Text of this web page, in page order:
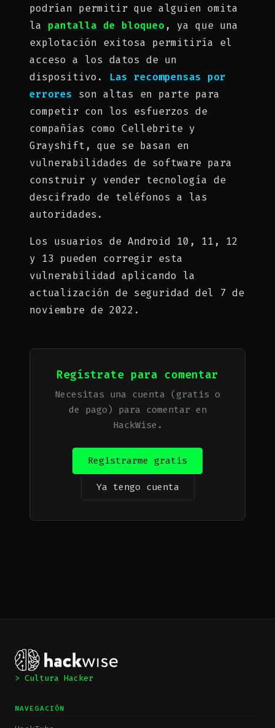
podrían permitir que alguien omita
la pantalla de bloqueo , ya que una
explotación exitosa permitiría el
acceso a los datos de un
dispositivo. Las recompensas por
errores
son altas en parte para
competir con los esfuerzos de
compañías como Cellebrite y
Grayshift, que se basan en
vulnerabilidades de software para
construir y vender tecnología de
descifrado de teléfonos a las
autoridades.
Los usuarios de Android 10, 11, 12
y 13 pueden corregir esta
vulnerabilidad aplicando la
actualización de seguridad del 7 de
noviembre de 2022.
Regístrate para comentar
Necesitas una cuenta (gratis o
de pago) para comentar en
HackWise.
Registrarme gratis
Ya tengo cuenta
> Cultura Hacker
NAVEGACIÓN